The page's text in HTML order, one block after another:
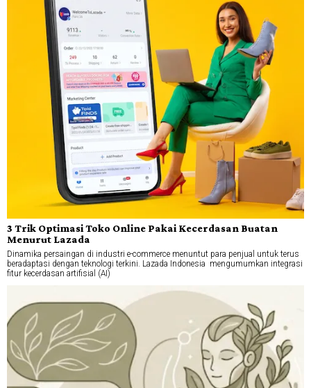
3 Trik Optimasi Toko Online Pakai Kecerdasan Buatan
Menurut Lazada
Dinamika persaingan di industri e-commerce menuntut para penjual untuk terus
beradaptasi dengan teknologi terkini. Lazada Indonesia mengumumkan integrasi
fitur kecerdasan artifisial (AI)